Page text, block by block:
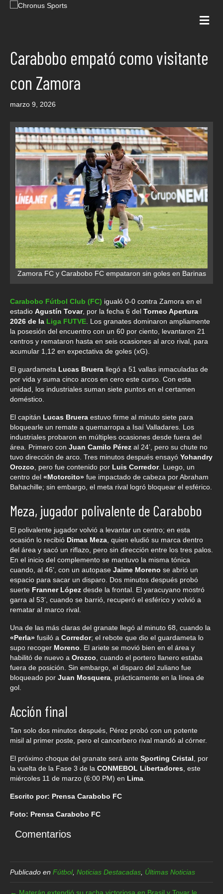
Carabobo empató como visitante
con Zamora
marzo 9, 2026
Zamora FC y Carabobo FC empataron sin goles en Barinas
Carabobo Fútbol Club (FC) igualó 0-0 contra Zamora en el
estadio Agustín Tovar, por la fecha 6 del Torneo Apertura
2026 de la Liga FUTVE. Los granates dominaron ampliamente
la posesión del encuentro con un 60 por ciento, levantaron 21
centros y remataron hasta en seis ocasiones al arco rival, para
acumular 1,12 en expectativa de goles (xG).
El guardameta Lucas Bruera llegó a 51 vallas inmaculadas de
por vida y suma cinco arcos en cero este curso. Con esta
unidad, los industriales suman siete puntos en el certamen
doméstico.
El capitán Lucas Bruera estuvo firme al minuto siete para
bloquearle un remate a quemarropa a Isaí Valladares. Los
industriales probaron en múltiples ocasiones desde fuera del
área. Primero con Juan Camilo Pérez al 24’, pero su chute no
tuvo dirección de arco. Tres minutos después ensayó Yohandry
Orozco, pero fue contenido por Luis Corredor. Luego, un
centro del «Motorcito» fue impactado de cabeza por Abraham
Bahachille; sin embargo, el meta rival logró bloquear el esférico.
Meza, jugador polivalente de Carabobo
El polivalente jugador volvió a levantar un centro; en esta
ocasión lo recibió Dimas Meza, quien eludió su marca dentro
del área y sacó un riflazo, pero sin dirección entre los tres palos.
En el inicio del complemento se mantuvo la misma tónica
cuando, al 46’, con un autopase Jaime Moreno se abrió un
espacio para sacar un disparo. Dos minutos después probó
suerte Franner López desde la frontal. El yaracuyano mostró
garra al 53’, cuando se barrió, recuperó el esférico y volvió a
rematar al marco rival.
Una de las más claras del granate llegó al minuto 68, cuando la
«Perla» fusiló a Corredor; el rebote que dio el guardameta lo
supo recoger Moreno. El ariete se movió bien en el área y
habilitó de nuevo a Orozco, cuando el portero llanero estaba
fuera de posición. Sin embargo, el disparo del zuliano fue
bloqueado por Juan Mosquera, prácticamente en la línea de
gol.
Acción final
Tan solo dos minutos después, Pérez probó con un potente
misil al primer poste, pero el cancerbero rival mandó al córner.
El próximo choque del granate será ante Sporting Cristal, por
la vuelta de la Fase 3 de la CONMEBOL Libertadores, este
miércoles 11 de marzo (6:00 PM) en Lima.
Escrito por: Prensa Carabobo FC
Foto: Prensa Carabobo FC
Comentarios
Publicado en Fútbol, Noticias Destacadas, Últimas Noticias